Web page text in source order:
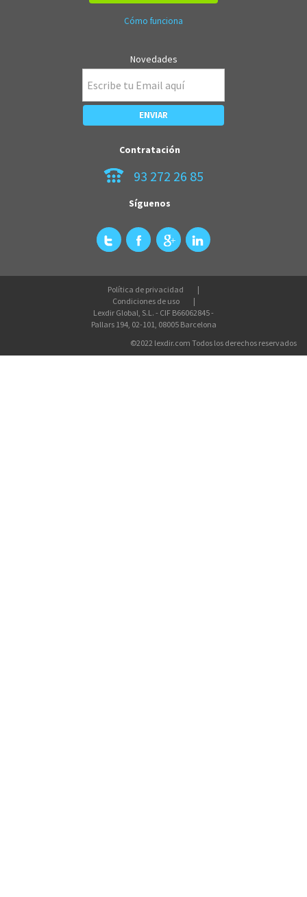
Cómo funciona
Novedades
Contratación
93 272 26 85
Síguenos
Política de privacidad
Condiciones de uso
Lexdir Global, S.L. - CIF B66062845 -
Pallars 194, 02-101, 08005 Barcelona
©2022 lexdir.com Todos los derechos reservados